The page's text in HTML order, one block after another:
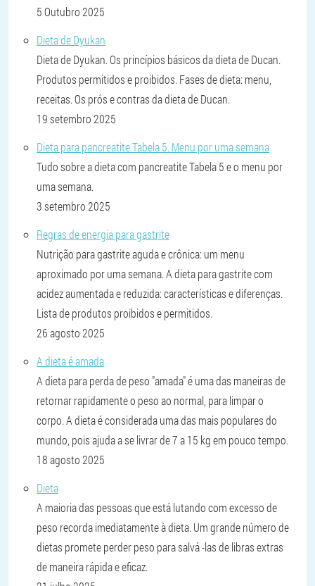
5 Outubro 2025
Dieta de Dyukan
Dieta de Dyukan. Os princípios básicos da dieta de Ducan.
Produtos permitidos e proibidos. Fases de dieta: menu,
receitas. Os prós e contras da dieta de Ducan.
19 setembro 2025
Dieta para pancreatite Tabela 5. Menu por uma semana
Tudo sobre a dieta com pancreatite Tabela 5 e o menu por
uma semana.
3 setembro 2025
Regras de energia para gastrite
Nutrição para gastrite aguda e crônica: um menu
aproximado por uma semana. A dieta para gastrite com
acidez aumentada e reduzida: características e diferenças.
Lista de produtos proibidos e permitidos.
26 agosto 2025
A dieta é amada
A dieta para perda de peso "amada" é uma das maneiras de
retornar rapidamente o peso ao normal, para limpar o
corpo. A dieta é considerada uma das mais populares do
mundo, pois ajuda a se livrar de 7 a 15 kg em pouco tempo.
18 agosto 2025
Dieta
A maioria das pessoas que está lutando com excesso de
peso recorda imediatamente à dieta. Um grande número de
dietas promete perder peso para salvá -las de libras extras
de maneira rápida e eficaz.